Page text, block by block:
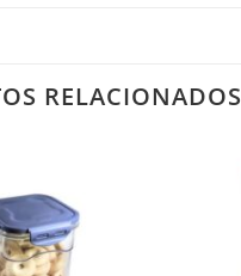
RELACIONADOS